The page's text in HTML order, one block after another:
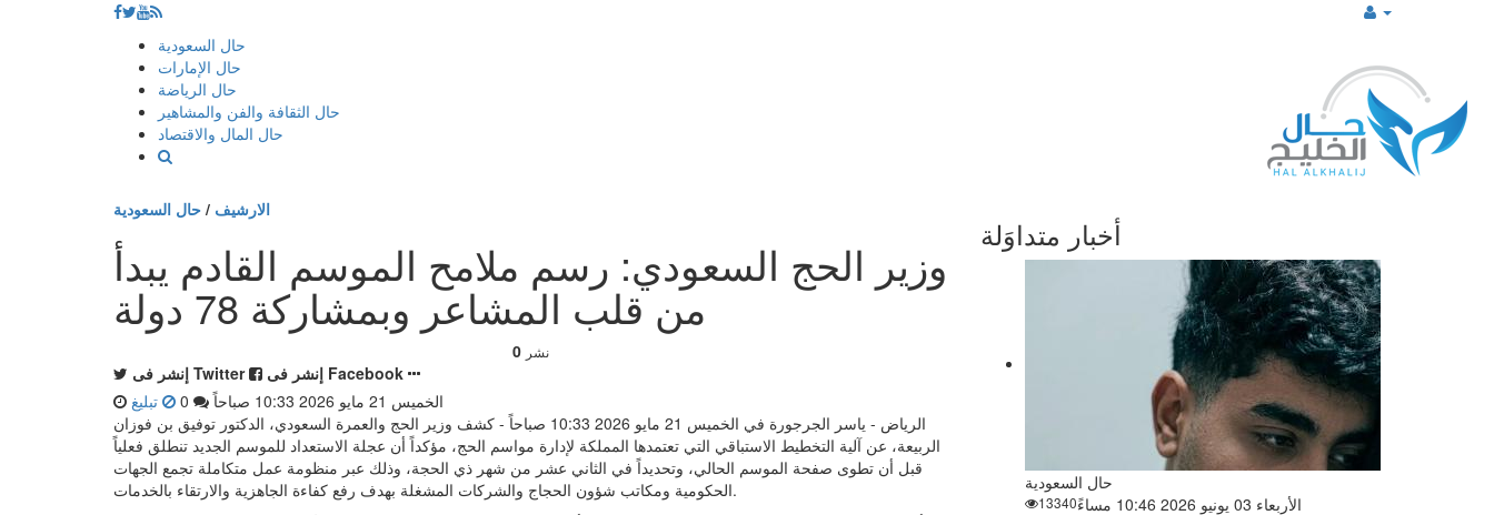
إذهب
المحتوى
حال السعودية
حال الإمارات
حال الرياضة
حال الثقافة والفن والمشاهير
حال المال والاقتصاد
الارشيف / حال السعودية
وزير الحج السعودي: رسم ملامح الموسم القادم يبدأ
من قلب المشاعر وبمشاركة 78 دولة
0 نشر
إنشر فى Twitter
إنشر فى Facebook
الخميس 21 مايو 2026 10:33 صباحاً
تبليغ
الرياض - ياسر الجرجورة في الخميس 21 مايو 2026 10:33 صباحاً - كشف وزير الحج والعمرة السعودي، الدكتور توفيق بن فوزان
الربيعة، عن آلية التخطيط الاستباقي التي تعتمدها المملكة لإدارة مواسم الحج، مؤكداً أن عجلة الاستعداد للموسم الجديد تنطلق فعلياً
قبل أن تطوى صفحة الموسم الحالي، وتحديداً في الثاني عشر من شهر ذي الحجة، وذلك عبر منظومة عمل متكاملة تجمع الجهات
الحكومية ومكاتب شؤون الحجاج والشركات المشغلة بهدف رفع كفاءة الجاهزية والارتقاء بالخدمات.
أخبار متداوَلة
حال السعودية
الأربعاء 03 يونيو 2026 10:46 مساءً
13340